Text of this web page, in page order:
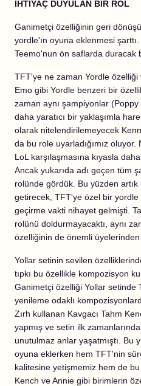
İHTİYAÇ DUYULAN BİR ROL
Ganimetçi özelliğinin geri
yordle'ın oyuna eklenmesi
Teemo'nun ön saflarda duracak
TFT'ye ne zaman Yordle özelliği
Emo gibi Yordle benzeri bir
zaman aynı şampiyonlar
daha yaratıcı bir yaklaşımla
olarak nitelendirilemeyecek
da bu role uyarladığımız
LoL karşılaşmasına kıyasla
Ancak yukarıda adı geçen tüm
rolünde gördük. Bu yüzden artık
getirecek, TFT'ye özel bir
geçirme vakti nihayet gelmişti.
rolünü doldurmayacaktı, aynı
özelliğinin de önemli üyelerinden
Yollar setinin sevilen
tıpkı bu özellikle kompozisyon
Ganimetçi özelliği Yollar setinde
yenileme odaklı
Zırh kullanan Kavgacı Tahm
yapmış ve setin ilk
unutulmaz anlar yaşatmıştı. Bu
oyuna eklerken hem TFT'nin
kalitesine yetişmemiz hem de bu
Kench ve Annie gibi birimlerin